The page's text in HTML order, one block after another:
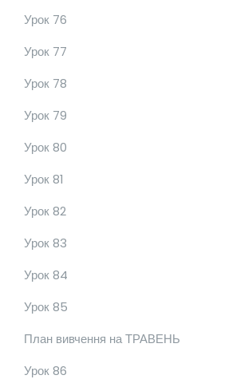
Урок 76
Урок 77
Урок 78
Урок 79
Урок 80
Урок 81
Урок 82
Урок 83
Урок 84
Урок 85
План вивчення на ТРАВЕНЬ
Урок 86